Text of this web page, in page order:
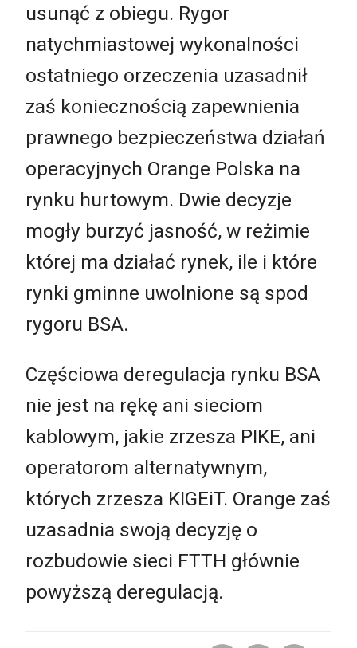
usunąć z obiegu. Rygor
natychmiastowej wykonalności
ostatniego orzeczenia uzasadnił
zaś koniecznością zapewnienia
prawnego bezpieczeństwa działań
operacyjnych Orange Polska na
rynku hurtowym. Dwie decyzje
mogły burzyć jasność, w reżimie
której ma działać rynek, ile i które
rynki gminne uwolnione są spod
rygoru BSA.
Częściowa deregulacja rynku BSA
nie jest na rękę ani sieciom
kablowym, jakie zrzesza PIKE, ani
operatorom alternatywnym,
których zrzesza KIGEiT. Orange zaś
uzasadnia swoją decyzję o
rozbudowie sieci FTTH głównie
powyższą deregulacją.